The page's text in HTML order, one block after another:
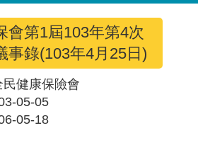
會第1屆103年第4次
事錄(103年4月25日)
民健康保險會
05-05
05-18